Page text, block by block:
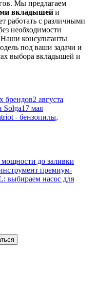
Мы предлагаем
вкладышей и
работать с различными
необходимости
консультанты
под ваши задачи и
выбора вкладышей и
брендов2 августа
Solga17 мая
- бензопилы,
до заливки
премиум-
выбираем насос для